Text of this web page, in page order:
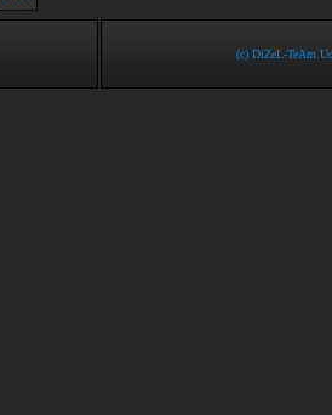
(c) DiZeL-